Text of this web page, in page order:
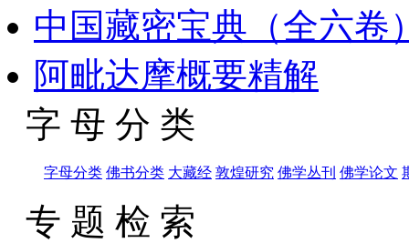
中国藏密宝典（全六卷
阿毗达摩概要精解
字 母 分 类
字母分类 佛书分类 大藏经 敦煌研究 佛学丛刊 佛学论文
专 题 检 索